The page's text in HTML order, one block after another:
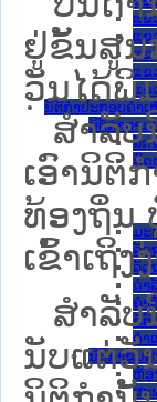
ແຂ
ແຂ
ແຂ
ແຂ
ແຂ
ນິຕິກໍາປະກອບຄໍາເ
ນິຕິກໍາຕາມ
ລັດ
ກົດ
ມະ
ລັດ
ລັດ
ດໍາ
ຄໍາ
ຂໍ້ຕົ
ຄໍາ
ນິຕິກຳຂັ້ນສູ
ຫ້ອ
ສະ
ຢູ່ຂັ້ນ​ສູນ​
ວັນໄດ້ພິ
ສຳລັບ
ເອົານິຕິ
ທ້ອງຖິ່ນ
ເຂົ້າເຖິງ
ສໍາລັບ
ນັບແຕ່ວັ